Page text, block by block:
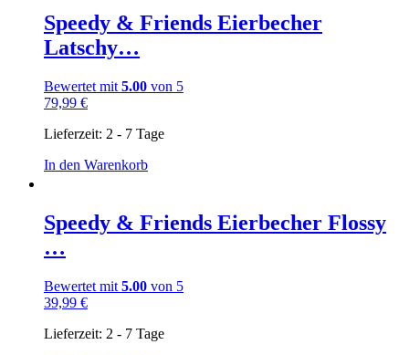
Speedy & Friends Eierbecher
Latschy…
Bewertet mit 5.00 von 5
79,99 €
Lieferzeit: 2 - 7 Tage
In den Warenkorb
Speedy & Friends Eierbecher Flossy
…
Bewertet mit 5.00 von 5
39,99 €
Lieferzeit: 2 - 7 Tage